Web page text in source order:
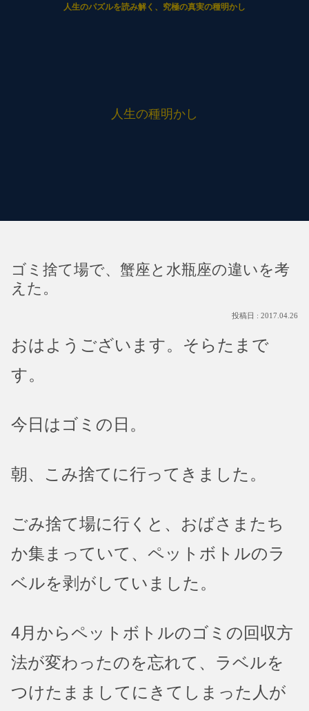
人生の種明かし
人生のパズルを読み解く、究極の真実の種明かし
ゴミ捨て場で、蟹座と水瓶座の違いを考
えた。
2017.04.26
おはようございます。そらたまで
す。
今日はゴミの日。
朝、こみ捨てに行ってきました。
ごみ捨て場に行くと、おばさまたち
か集まっていて、ペットボトルのラ
ベルを剥がしていました。
4月からペットボトルのゴミの回収方
法が変わったのを忘れて、ラベルを
つけたまましてにきてしまった人が